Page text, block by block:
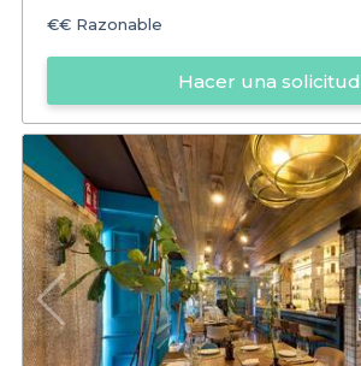
€€ Razonable
Hacer una solicitud